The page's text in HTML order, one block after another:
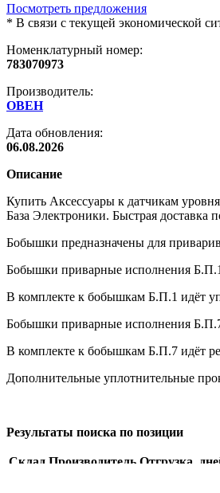
Посмотреть предложения
* В связи с текущей экономической
Номенклатурный номер:
783070973
Производитель:
ОВЕН
Дата обновления:
06.08.2026
Описание
Купить Аксессуары к датчикам
База Электроники. Быстрая доставка
Бобышки предназначены для
Бобышки приварные исполнения
В комплекте к бобышкам Б.П.1 идёт
Бобышки приварные исполнения
В комплекте к бобышкам Б.П.7 идёт
Дополнительные уплотнительные
Результаты поиска по позиции
Склад Производитель Отгрузка,